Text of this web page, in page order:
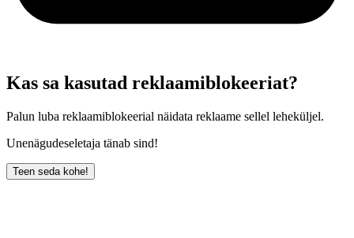
Kas sa kasutad reklaamiblokeeriat?
Palun luba reklaamiblokeerial näidata reklaame sellel leheküljel.
Unenägudeseletaja tänab sind!
Teen seda kohe!